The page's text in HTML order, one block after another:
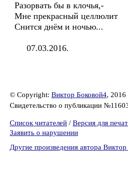
Разорвать бы в клочья,-
Мне прекрасный целлюлит
Снится днём и ночью...
07.03.2016.
© Copyright: Виктор Боковой4, 2016
Свидетельство о публикации
Список читателей / Версия для
Заявить о нарушении
Другие произведения автора